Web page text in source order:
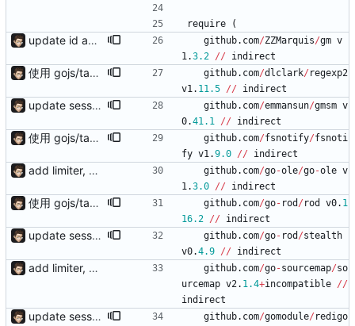
require (
update id add tpl support reload on watched file changes github. com/ZZMarquis/gm v
1.3.2 // indirect
使用 gojs/task 代替内置任务 支持 load 加载的服务热更新（需配置hotLoad） 增强唯一id获取（使用新算法，依赖Redis） session支持基于细粒度权限匹配（传入支持的功能列表匹配） github. com/dlclark/ regexp2
v1. 11.5 // indirect
update session.save add response.makeAsync, default use sync mode and not need response.end() github. com/emmansun/gmsm v
0.41.1 // indirect
使用 gojs/task 代替内置任务 支持 load 加载的服务热更新（需配置hotLoad） 增强唯一id获取（使用新算法，依赖Redis） session支持基于细粒度权限匹配（传入支持的功能列表匹配） github. com/fsnotify/fsnoti
fy v1.9.0 // indirect
add limiter, verify, session, websocket ... github. com/go-ole/go-ole v
1.3.0 // indirect
使用 gojs/task 代替内置任务 支持 load 加载的服务热更新（需配置hotLoad） 增强唯一id获取（使用新算法，依赖Redis） session支持基于细粒度权限匹配（传入支持的功能列表匹配） github. com/go- rod / rod v0. 1
16.2 // indirect
update session.save add response.makeAsync, default use sync mode and not need response.end() github. com/go- rod /stealth
v0.4.9 // indirect
add limiter, verify, session, websocket ... github. com/go-sourcemap/so
urcemap v2. 1.4+incompatible //
indirect
update session.save add response.makeAsync, default use sync mode and not need response.end() github. com/gomodule/ redigo